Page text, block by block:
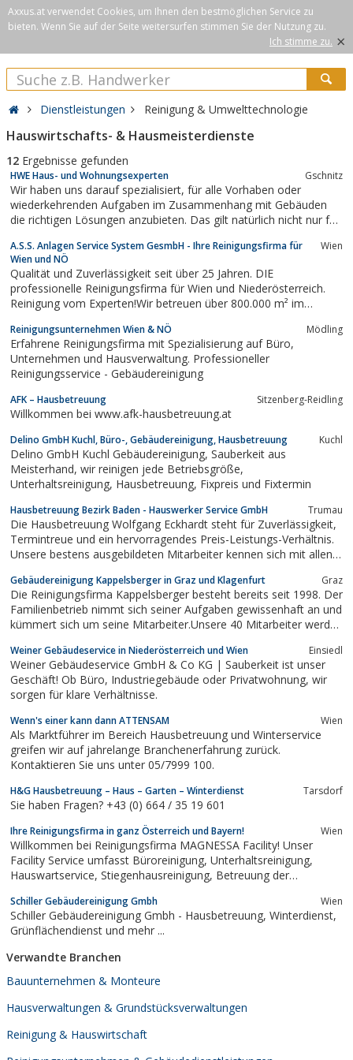
Axxus.at verwendet Cookies, um Ihnen den bestmöglichen Service zu
bieten. Wenn Sie auf der Seite weitersurfen stimmen Sie der Nutzung zu.
Ich stimme zu. ×
Dienstleistungen Reinigung & Umwelttechnologie
Hauswirtschafts- & Hausmeisterdienste
12 Ergebnisse gefunden
HWE Haus- und Wohnungsexperten Gschnitz
Wir haben uns darauf spezialisiert, für alle Vorhaben oder
wiederkehrenden Aufgaben im Zusammenhang mit Gebäuden
die richtigen Lösungen anzubieten. Das gilt natürlich nicht nur für
geht oder eine Sanierung, ob Sie umziehen möchten oder einen
A.S.S. Anlagen Service System GesmbH - Ihre Reinigungsfirma für
Wien und NÖ
Wien
Qualität und Zuverlässigkeit seit über 25 Jahren. DIE
professionelle Reinigungsfirma für Wien und Niederösterreich.
Reinigung vom Experten!Wir betreuen über 800.000 m² im
Schneeräumung und Glatteisbeseitigung im Einsatz.Die A.S.S. ist
im Bereich Hausbetreuung und...
Reinigungsunternehmen Wien & NÖ Mödling
Erfahrene Reinigungsfirma mit Spezialisierung auf Büro,
Unternehmen und Hausverwaltung. Professioneller
Reinigungsservice - Gebäudereinigung
AFK – Hausbetreuung Sitzenberg-Reidling
Willkommen bei www.afk-hausbetreuung.at
Delino GmbH Kuchl, Büro-, Gebäudereinigung, Hausbetreuung Kuchl
Delino GmbH Kuchl Gebäudereinigung, Sauberkeit aus
Meisterhand, wir reinigen jede Betriebsgröße,
Unterhaltsreinigung, Hausbetreuung, Fixpreis und Fixtermin
Hausbetreuung Bezirk Baden - Hauswerker Service GmbH Trumau
Die Hausbetreuung Wolfgang Eckhardt steht für Zuverlässigkeit,
Termintreue und ein hervorragendes Preis-Leistungs-Verhältnis.
Unsere bestens ausgebildeten Mitarbeiter kennen sich mit allen
Gebäudereinigung Kappelsberger in Graz und Klagenfurt Graz
Die Reinigungsfirma Kappelsberger besteht bereits seit 1998. Der
Familienbetrieb nimmt sich seiner Aufgaben gewissenhaft an und
kümmert sich um seine Mitarbeiter.Unsere 40 Mitarbeiter werden
Arbeit, um perfekte Ergebnisse zu erzielen. Wir sind stolz darauf,
engagierte,...
Weiner Gebäudeservice in Niederösterreich und Wien Einsiedl
Weiner Gebäudeservice GmbH & Co KG | Sauberkeit ist unser
Geschäft! Ob Büro, Industriegebäude oder Privatwohnung, wir
sorgen für klare Verhältnisse.
Wenn's einer kann dann ATTENSAM Wien
Als Marktführer im Bereich Hausbetreuung und Winterservice
greifen wir auf jahrelange Branchenerfahrung zurück.
Kontaktieren Sie uns unter 05/7999 100.
H&G Hausbetreuung – Haus – Garten – Winterdienst Tarsdorf
Sie haben Fragen? +43 (0) 664 / 35 19 601
Ihre Reinigungsfirma in ganz Österreich und Bayern! Wien
Willkommen bei Reinigungsfirma MAGNESSA Facility! Unser
Facility Service umfasst Büroreinigung, Unterhaltsreinigung,
Hauswartservice, Stiegenhausreinigung, Betreuung der
Teppichreinigung und div. Grundreinigungen.
Schiller Gebäudereinigung Gmbh Wien
Schiller Gebäudereinigung Gmbh - Hausbetreuung, Winterdienst,
Grünflächendienst und mehr ...
Verwandte Branchen
Bauunternehmen & Monteure
Hausverwaltungen & Grundstücksverwaltungen
Reinigung & Hauswirtschaft